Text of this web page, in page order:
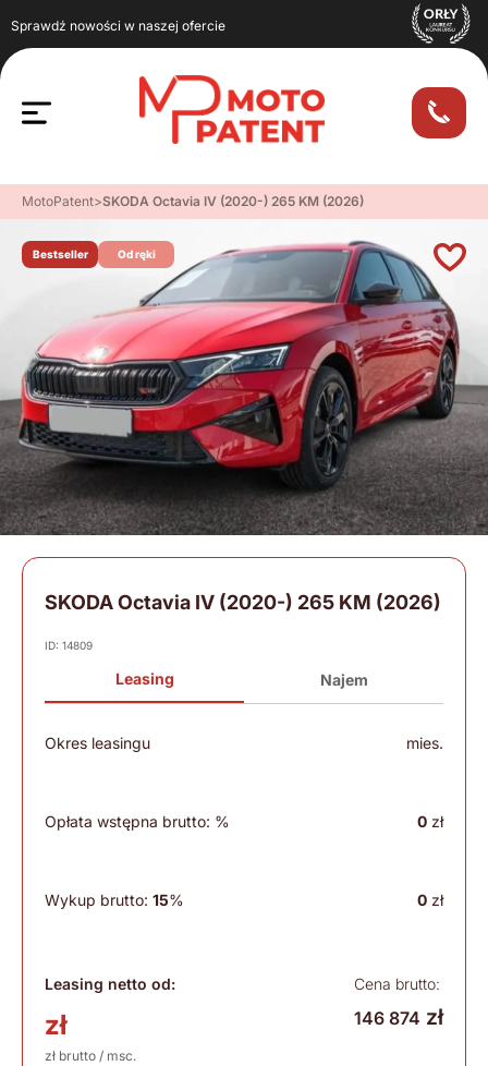
Sprawdź nowości w naszej ofercie
MotoPatent>SKODA Octavia IV (2020-) 265 KM (2026)
Bestseller Od ręki
SKODA Octavia IV (2020-) 265 KM (2026)
ID: 14809
Leasing Najem
Okres leasingu mies.
Opłata wstępna brutto: % 0 zł
Wykup brutto: 15% 0 zł
Leasing netto od:
zł
zł brutto / msc.
Cena brutto:
146 874 zł